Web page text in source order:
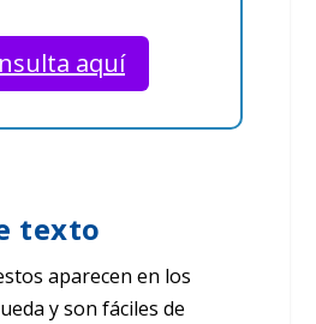
aquí
texto
aparecen en los
y son fáciles de